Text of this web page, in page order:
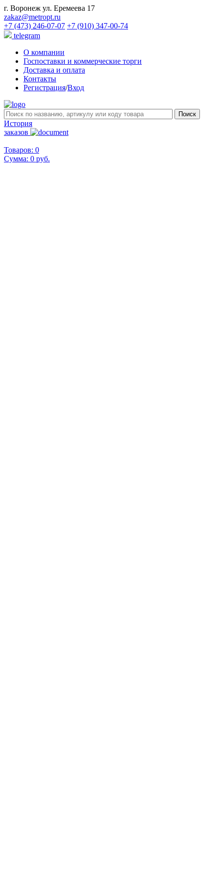
г. Воронеж ул. Еремеева 17
zakaz@metropt.ru
+7 (473) 246-07-07 +7 (910) 347-00-74
telegram
О компании
Госпоставки и коммерческие торги
Доставка и оплата
Контакты
Регистрация/Вход
История
заказов
Товаров: 0
Сумма: 0 руб.